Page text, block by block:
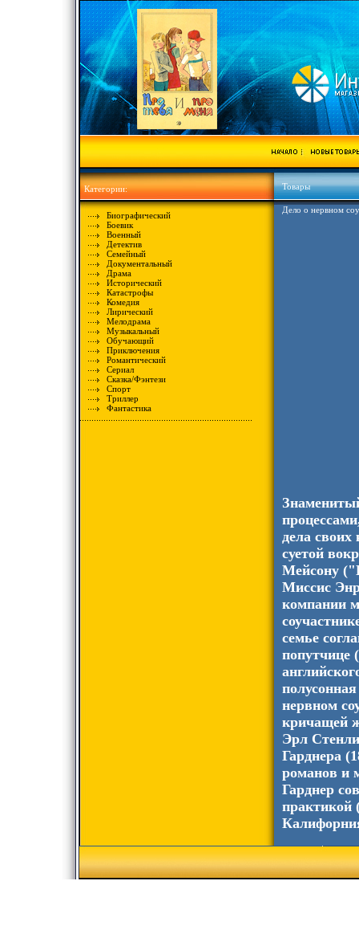
Категории:
Биографический
Боевик
Военный
Детектив
Семейный
Документальный
Драма
Исторический
Катастрофы
Комедия
Лирический
Мелодрама
Музыкальный
Обучающий
Приключения
Романтический
Сериал
Сказка/Фэнтези
Спорт
Триллер
Фантастика
Товары
Дело о нервном
дела своих
суетой
Мейсону
Миссис
компании
семье
нервном
кричащей
Эрл
Гарднера
романов и
Гарднер
практикой